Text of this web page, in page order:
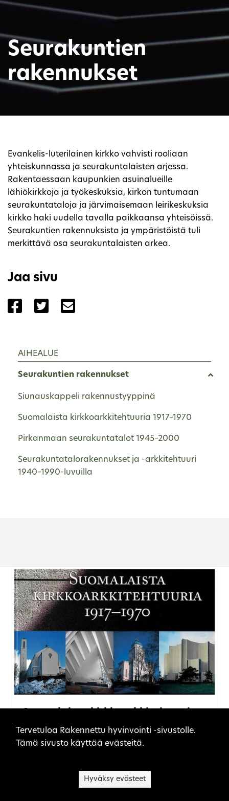
Seurakuntien
rakennukset
Evankelis-luterilainen kirkko vahvisti rooliaan
yhteiskunnassa ja seurakuntalaisten arjessa.
Rakentaessaan kaupunkien asuinalueille
lähiökirkkoja ja työkeskuksia, kirkon tuntumaan
seurakuntataloja ja järvimaisemaan leirikeskuksia
kirkko haki uudella tavalla paikkaansa yhteisöissä.
Seurakuntien rakennuksista ja ympäristöistä tuli
merkittävä osa seurakuntalaisten arkea.
Jaa sivu
Jaa sivu palvelussa Facebook
Jaa sivu palvelussa Twitter
Jaa sivu palvelussa Email
AIHEALUE
Seurakuntien rakennukset
Siunauskappeli rakennustyyppinä
Suomalaista kirkkoarkkitehtuuria 1917–1970
Pirkanmaan seurakuntatalot 1945–2000
Seurakuntatalorakennukset ja -arkkitehtuuri
1940–1990-luvuilla
1917–1970
SEURAKUNTIEN RAKENNUKSET
Sivuston evästeet
Tervetuloa Rakennettu hyvinvointi -sivustolle.
Tämä sivusto käyttää evästeitä.
Hyväksy evästeet